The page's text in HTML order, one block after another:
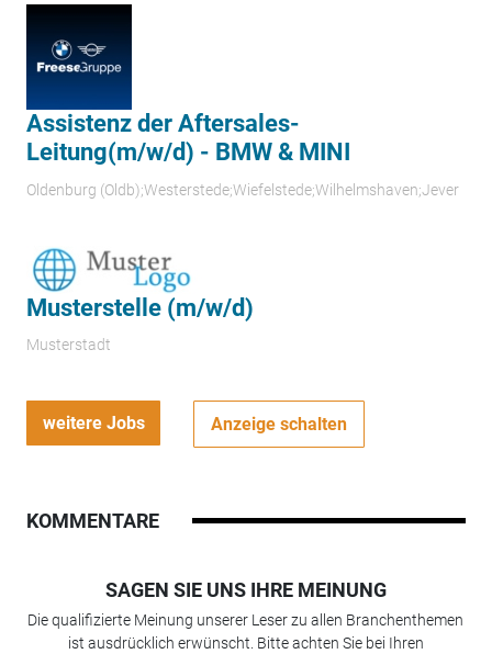
Assistenz der Aftersales-
Leitung(m/w/d) - BMW & MINI
Oldenburg (Oldb);Westerstede;Wiefelstede;Wilhelmshaven;Jever
Musterstelle (m/w/d)
Musterstadt
weitere Jobs Anzeige schalten
KOMMENTARE
SAGEN SIE UNS IHRE MEINUNG
Die qualifizierte Meinung unserer Leser zu allen Branchenthemen
ist ausdrücklich erwünscht. Bitte achten Sie bei Ihren